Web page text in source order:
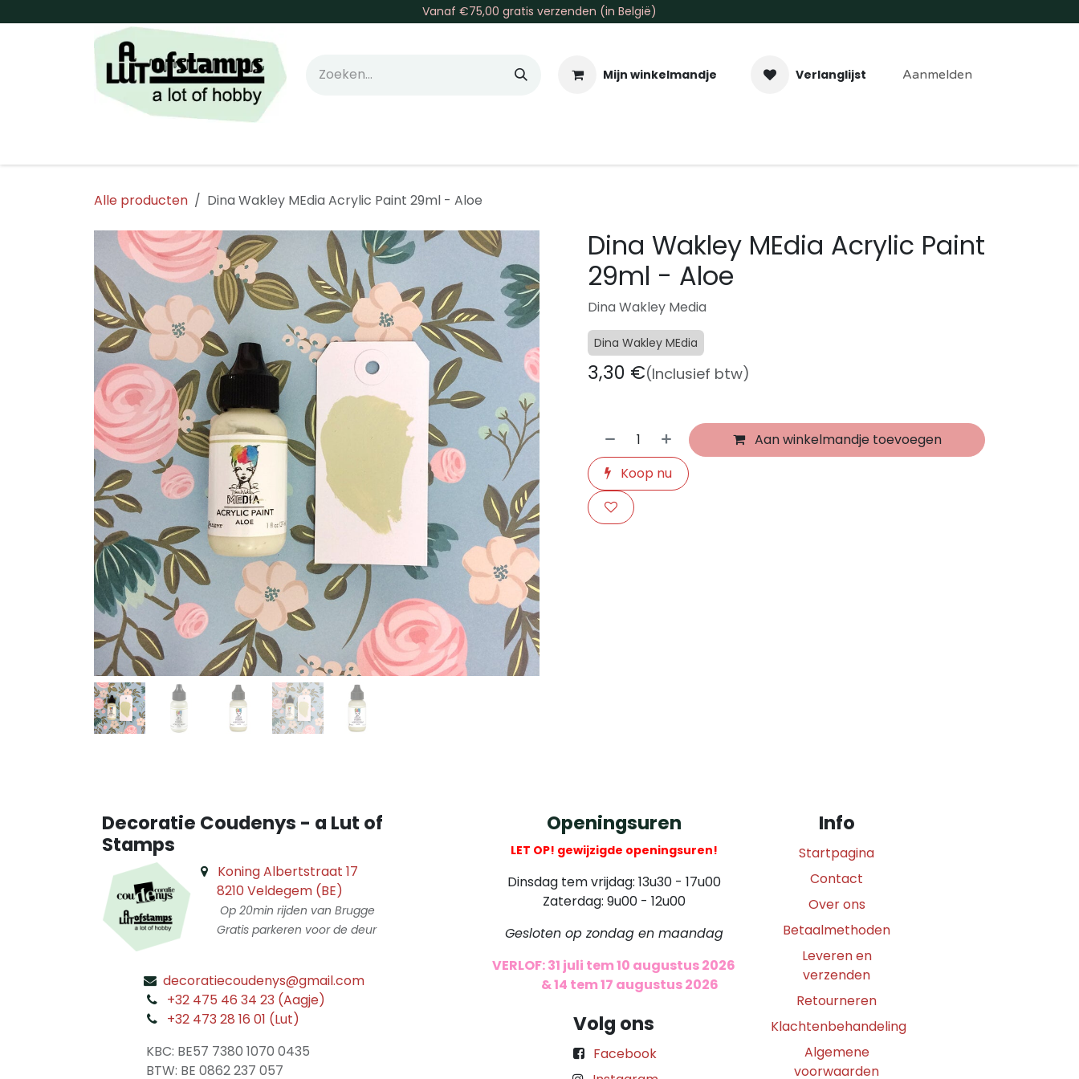
Vanaf €75,00 gratis verzenden (in België)
Mijn winkelmandje Verlanglijst Aanmelden
Alle producten Dina Wakley MEdia Acrylic Paint 29ml - Aloe
Dina Wakley MEdia Acrylic Paint
29ml - Aloe
Dina Wakley Media
Dina Wakley MEdia
3,30 €(Inclusief btw)
Aan winkelmandje toevoegen
Koop nu
Decoratie Coudenys - a Lut of
Stamps
Koning Albertstraat 17
8210 Veldegem (BE)
Op 20min rijden van Brugge
Gratis parkeren voor de deur
decoratiecoudenys@gmail.com
+32 475 46 34 23 (Aagje)
+32 473 28 16 01 (Lut)
KBC: BE57 7380 1070 0435
​ BTW: BE 0862 237 057
Openingsuren
LET OP! gewijzigde openingsuren!
Dinsdag tem vrijdag: 13u30 - 17u00
Zaterdag: 9u00 - 12u00
Gesloten op zondag en maandag
VERLOF: 31 juli tem 10 augustus 2026
& 14 tem 17 augustus 2026
Info
Startpagina
Contact
Over ons
Betaalmethoden
Leveren en
verzenden
Retourneren
Klachtenbehandeling
Algemene
voorwaarden
Volg ons
Facebook